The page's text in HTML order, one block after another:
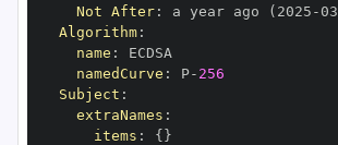
Not After: a year ago (2025 -03
Algorithm:
name :
namedCurve : P- 256
Subject :
extraNames :
items : { }